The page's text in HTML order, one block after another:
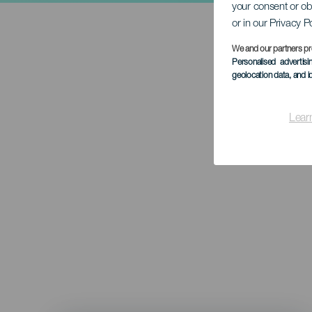
your consent or
or in our Privacy
We and our partners
Personalised
geolocation data, and